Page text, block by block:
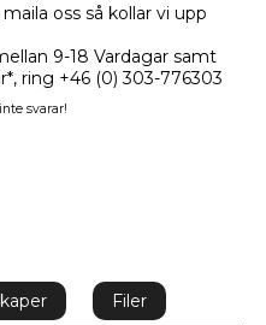
oss så kollar vi upp
9-18 Vardagar samt
ring +46 (0) 303-776303
svarar!
Filer